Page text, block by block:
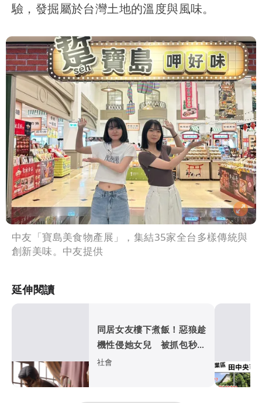
驗，發掘屬於台灣土地的溫度與風味。
中友「寶島美食物產展」，集結35家全台多樣傳統與
創新美味。中友提供
延伸閱讀
同居女友樓下煮飯！惡狼趁
機性侵她女兒 被抓包秒跪
大腿求情
社會